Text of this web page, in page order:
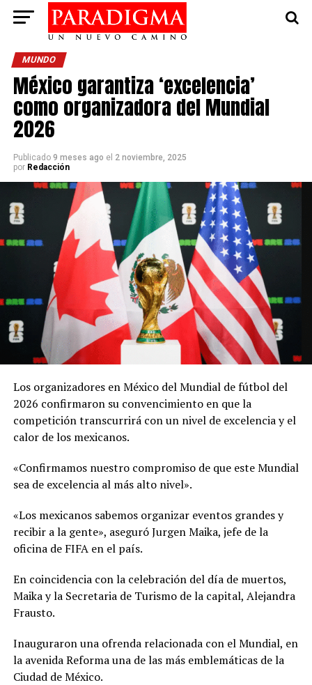
MUNDO
México garantiza ‘excelencia’
como organizadora del Mundial
2026
Publicado 9 meses ago el 2 noviembre, 2025
por Redacción
Los organizadores en México del Mundial de fútbol del
2026 confirmaron su convencimiento en que la
competición transcurrirá con un nivel de excelencia y el
calor de los mexicanos.
«Confirmamos nuestro compromiso de que este Mundial
sea de excelencia al más alto nivel».
«Los mexicanos sabemos organizar eventos grandes y
recibir a la gente», aseguró Jurgen Maika, jefe de la
oficina de FIFA en el país.
En coincidencia con la celebración del día de muertos,
Maika y la Secretaria de Turismo de la capital, Alejandra
Frausto.
Inauguraron una ofrenda relacionada con el Mundial, en
la avenida Reforma una de las más emblemáticas de la
Ciudad de México.